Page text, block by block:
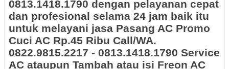
0813.1418.1790 dengan pelayanan cepat
dan profesional selama 24 jam baik itu
untuk melayani jasa Pasang AC Promo
Cuci AC Rp.45 Ribu Call/WA.
0822.9815.2217 - 0813.1418.1790 Service
AC ataupun Tambah atau isi Freon AC